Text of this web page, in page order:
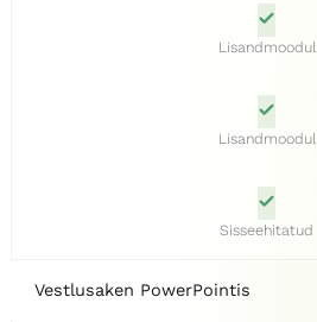
Lisandmoodul
Lisandmoodul
Sisseehitatud
Vestlusaken PowerPointis